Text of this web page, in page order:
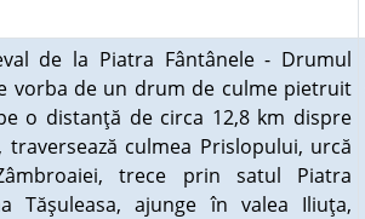
de la Piatra Fântânele - Drumul
vorba de un drum de culme pietruit
o distanţă de circa 12,8 km dispre
traversează culmea Prislopului, urcă
trece prin satul Piatra
Tăşuleasa, ajunge în valea Iliuţa,